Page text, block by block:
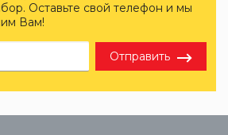
Оставьте свой телефон и мы
Вам!
Отправить